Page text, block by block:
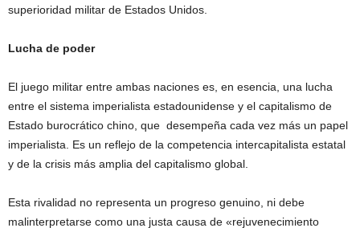
superioridad militar de Estados Unidos.
Lucha de poder
El juego militar entre ambas naciones es, en esencia, una lucha
entre el sistema imperialista estadounidense y el capitalismo de
Estado burocrático chino, que desempeña cada vez más un papel
imperialista. Es un reflejo de la competencia intercapitalista estatal
y de la crisis más amplia del capitalismo global.
Esta rivalidad no representa un progreso genuino, ni debe
malinterpretarse como una justa causa de «rejuvenecimiento